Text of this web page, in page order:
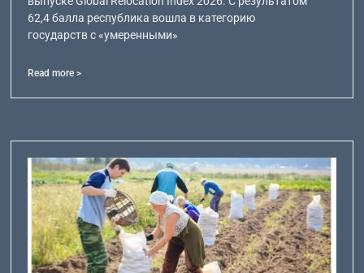
62,4 балла республика вошла в категорию
государств с «умеренными»
Read more >